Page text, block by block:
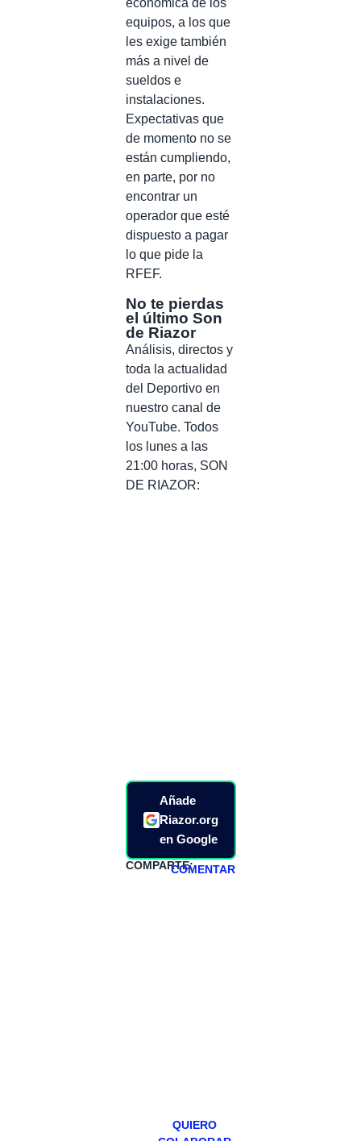
económica de los
equipos, a los que
les exige también
más a nivel de
sueldos e
instalaciones.
Expectativas que
de momento no se
están cumpliendo,
en parte, por no
encontrar un
operador que esté
dispuesto a pagar
lo que pide la
RFEF.
No te pierdas
el último Son
de Riazor
Análisis, directos y
toda la actualidad
del Deportivo en
nuestro canal de
YouTube. Todos
los lunes a las
21:00 horas, SON
DE RIAZOR:
Añade
Riazor.org
en Google
COMPARTE:COMENTAR
QUIERO